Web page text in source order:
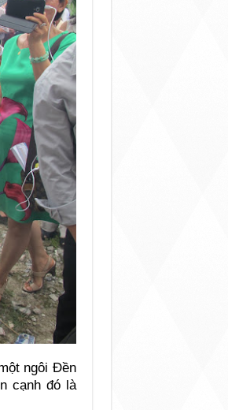
ngôi Đền
cạnh đó là